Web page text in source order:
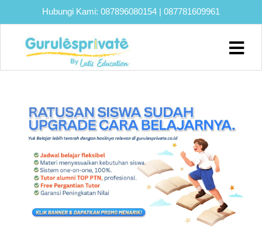
Hubungi Kami: 087896080154 | 087781609961
Home
Program
Bimbel
SNBT
Lainnya